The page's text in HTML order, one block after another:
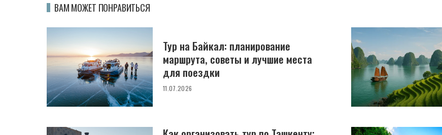
ВАМ МОЖЕТ ПОНРАВИТЬСЯ
Тур на Байкал: планирование
маршрута, советы и лучшие места
для поездки
11.07.2026